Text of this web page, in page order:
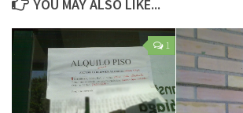
YOU MAY ALSO LIKE...
1